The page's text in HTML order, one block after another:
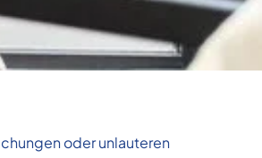
oder unlauteren